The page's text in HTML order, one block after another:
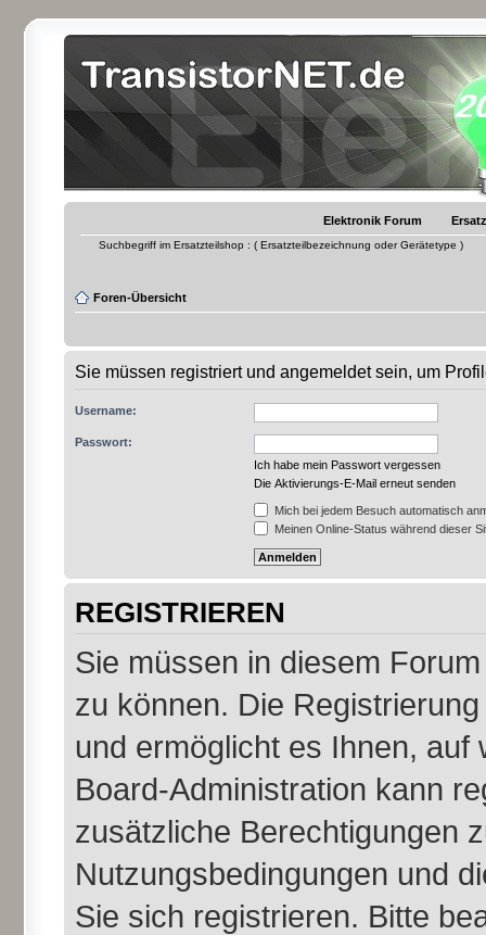
Elektronik Forum
Suchbegriff im Ersatzteilshop : ( Ersatzteilbezeichnung oder Gerätetype )
Foren-Übersicht
Sie müssen registriert und angemeldet sein, um
Username:
Passwort:
Ich habe mein Passwort vergessen
Die Aktivierungs-E-Mail erneut senden
Mich bei jedem Besuch automatisch
Meinen Online-Status während dieser
REGISTRIEREN
Sie müssen in diesem
zu können. Die
und ermöglicht es Ihnen,
Board-Administration kann
zusätzliche Berechtigungen
Nutzungsbedingungen und
Sie sich registrieren. Bitte